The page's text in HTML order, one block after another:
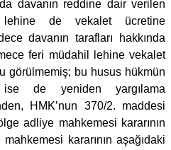
davanın reddine dair verilen
de vekalet ücretine
davanın tarafları hakkında
feri müdahil lehine vekalet
görülmemiş; bu husus hükmün
ise de yeniden yargılama
HMK’nun 370/2. maddesi
adliye mahkemesi kararının
kararının aşağıdaki